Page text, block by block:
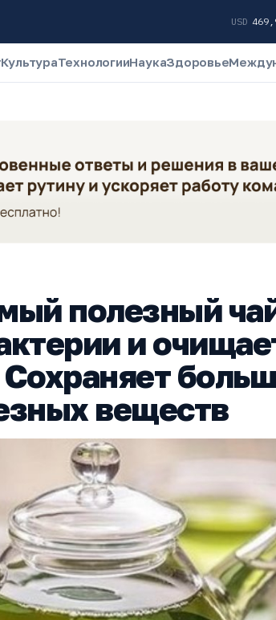
USD
КультураТехнологииНаукаЗдоровье
полезный
и
веществ